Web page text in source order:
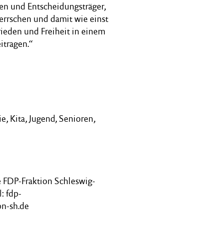
und Entscheidungsträger,
und damit wie einst
und Freiheit in einem
Kita, Jugend, Senioren,
Fraktion Schleswig-
fdp-
sh.de